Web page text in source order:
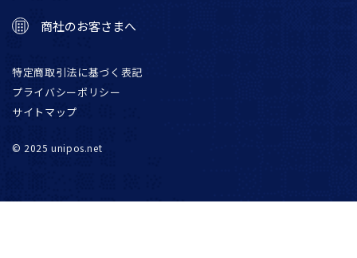
商社のお客さまへ
© 2025 unipos.net
特定商取引法に基づく表記
プライバシーポリシー
サイトマップ